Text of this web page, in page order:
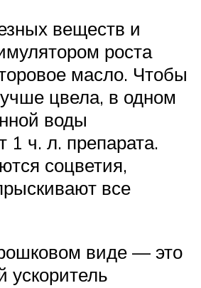
веществ и
роста
масло. Чтобы
цвела, в одном
воды
ч. л. препарата.
соцветия,
все
виде — это
ускоритель